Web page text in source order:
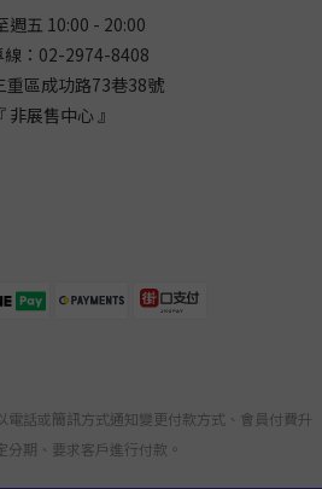
週五 10:00 - 20:00
線：02-2974-8408
重區成功路73巷38號
『 非展售中心 』
電話或簡訊方式通知變更付款方式、會員付費升
分期、要求客戶進行付款。